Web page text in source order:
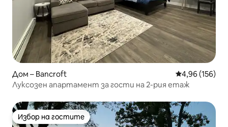
Дом – Bancroft Средна
4,96 (156)
Луксозен апартамент за гости на 2-рия етаж
Избор на гостите
Избор на гостите